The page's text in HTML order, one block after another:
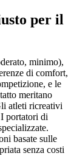
per il
minimo),
di comfort,
e le
meritano
atleti ricreativi
portatori di
basate sulle
senza costi